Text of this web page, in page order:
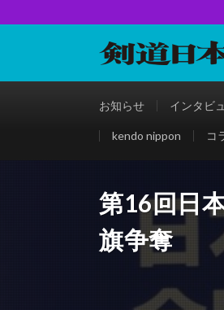
お知らせ インタビ
kendo nippon コ
第16回日
旗争奪